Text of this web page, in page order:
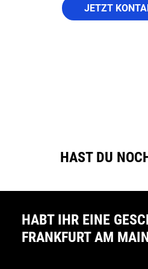
JETZT
HAST DU
HABT IHR EINE
FRANKFURT AM